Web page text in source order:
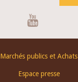
Marchés publics et Achats
Espace presse